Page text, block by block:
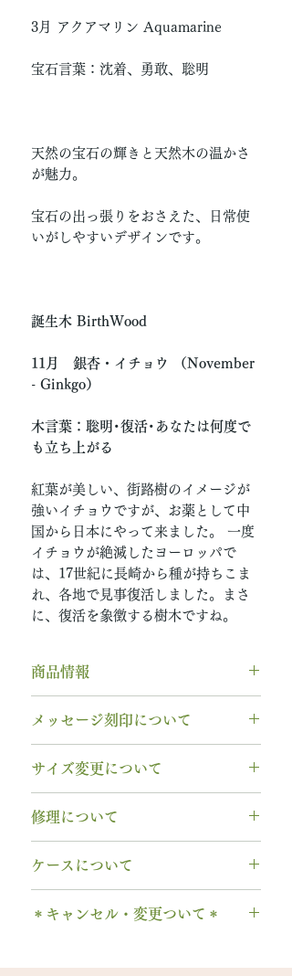
3月 アクアマリン Aquamarine
宝石言葉：沈着、勇敢、聡明
天然の宝石の輝きと天然木の温かさ
が魅力。
宝石の出っ張りをおさえた、日常使
いがしやすいデザインです。
誕生木 BirthWood
11月 銀杏・イチョウ （November
- Ginkgo）
木言葉：聡明･復活･あなたは何度で
も立ち上がる
紅葉が美しい、街路樹のイメージが
強いイチョウですが、お薬として中
国から日本にやって来ました。 一度
イチョウが絶滅したヨーロッパで
は、17世紀に長崎から種が持ちこま
れ、各地で見事復活しました。まさ
に、復活を象徴する樹木ですね。
商品情報
木種： 11月 イチョウ
リング幅：3.0mm
納期： 6〜7週間
石サイズ：0.1ct程度 / 直径3.0mm
程度
当社基準のルースをご用意いたし
宝石の鑑別書はついておりませ
メッセージ刻印について
フォント：ブロック体
以下の組み合わせが可能です。
A～Z 英字 大文字のみ（※小文
字は不可です）
0～9 数字
. ドット
サイズ変更について
ません 。
み無料で新品交換
2回目以降のサイズ交換は、（その
時点の販売価格の）50%の価格で
修理について
木部、コーティング修理をご希望
2回目以降は有料になります。
ケースについて
料の装飾ケースのいずれかを選択
有料装飾ケースには、無料の装飾
＊キャンセル・変更ついて＊
や仕様の変更はできません。